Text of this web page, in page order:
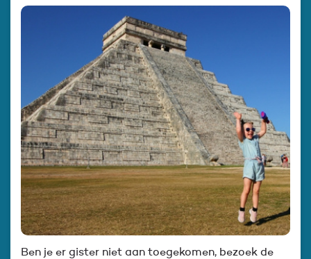
Ben je er gister niet aan toegekomen, bezoek de